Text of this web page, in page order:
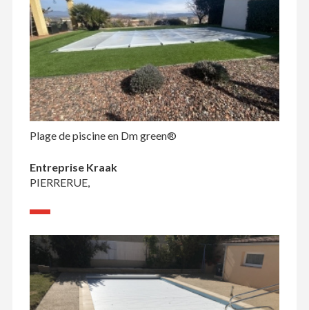
Plage de piscine en Dm green®
Entreprise Kraak
PIERRERUE,